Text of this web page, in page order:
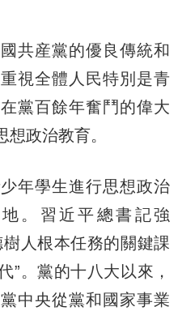
産黨的優良傳統和
視全體人民特別是青
黨百餘年奮鬥的偉大
政治教育。
學生進行思想政治
。習近平總書記強
人根本任務的關鍵課
”。黨的十八大以來，
中央從黨和國家事業